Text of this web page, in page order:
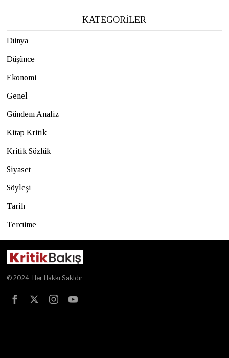
KATEGORİLER
Dünya
Düşünce
Ekonomi
Genel
Gündem Analiz
Kitap Kritik
Kritik Sözlük
Siyaset
Söyleşi
Tarih
Tercüme
© 2024. Her Hakkı Sakldır